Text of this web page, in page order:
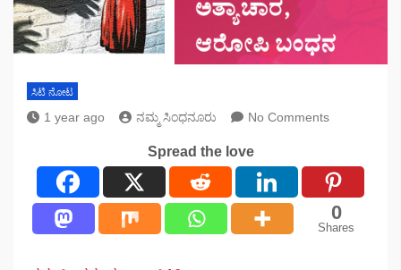
ಸಿಟಿ ನೋಟ
1 year ago ನಮ್ಮ ಸಿಂಧನೂರು No Comments
Spread the love
0
Shares